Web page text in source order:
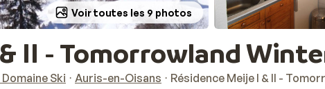
Voir toutes les 9 photos
II - Tomorrowland
Ski Auris-en-Oisans Résidence Meije I & II -